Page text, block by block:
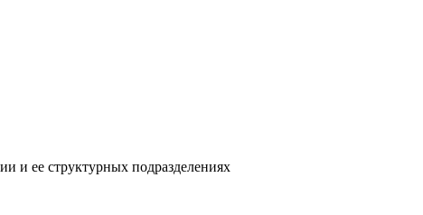
и ее структурных подразделениях